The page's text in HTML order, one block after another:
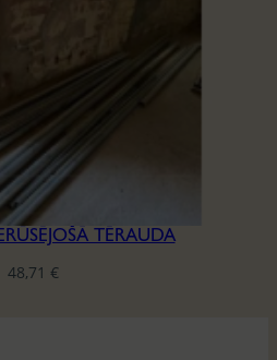
TĒRAUDA
48,71 €